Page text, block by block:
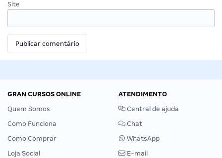
Site
GRAN CURSOS ONLINE
Quem Somos
Como Funciona
Como Comprar
Loja Social
ATENDIMENTO
Central de ajuda
Chat
WhatsApp
E-mail